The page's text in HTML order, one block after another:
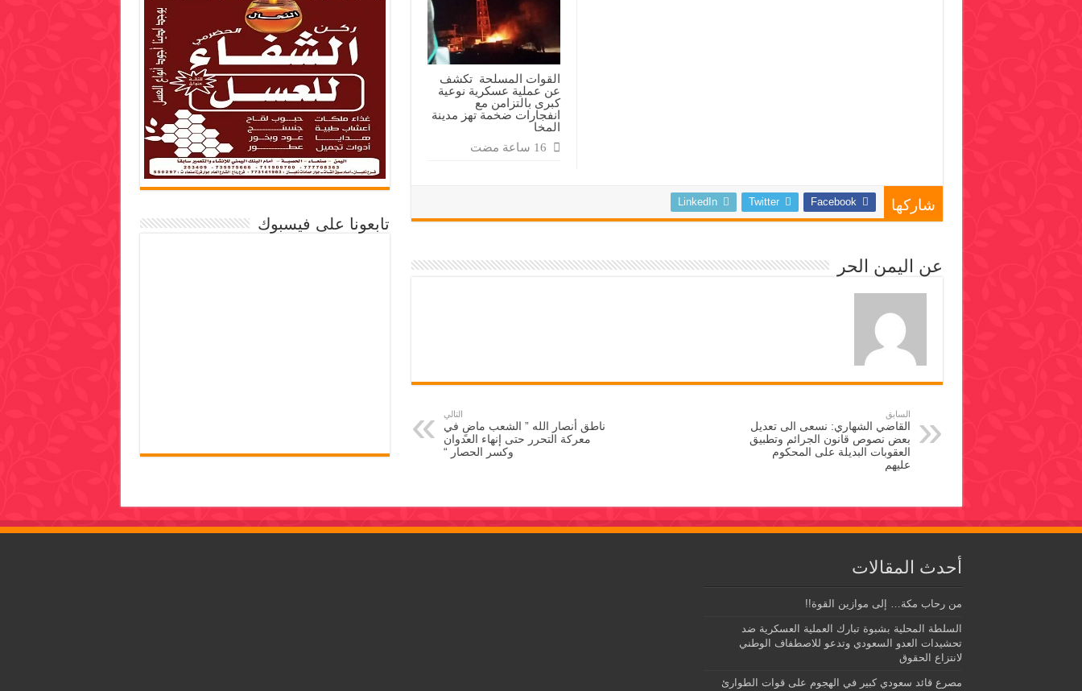
القوات المسلحة تكشف
عن عملية عسكرية نوعية
كبرى بالتزامن مع
انفجارات ضخمة تهز مدينة
المخا
شاركها Facebook
Twitter
LinkedIn
عن اليمن الحر
السابق
القاضي الشهاري: نسعى الى تعديل
بعض نصوص قانون الجرائم وتطبيق
العقوبات البديلة على المحكوم
عليهم
التالي
ناطق أنصار الله ” الشعب ماضٍ في
معركة التحرر حتى إنهاء العدوان
وكسر الحصار “
تابعونا على فيسبوك
أحدث المقالات
من رحاب مكة… إلى موازين القوة!!
السلطة المحلية بشبوة تبارك العملية العسكرية ضد
تحشيدات العدو السعودي وتدعو للاصطفاف الوطني
لانتزاع الحقوق
مصرع قائد سعودي كبير في الهجوم على قوات الطوارئ